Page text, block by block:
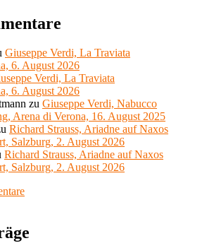
Giuseppe Verdi, La Traviata
6. August 2026
Verdi, La Traviata
6. August 2026
zu Giuseppe Verdi, Nabucco
Arena di Verona, 16. August 2025
Richard Strauss, Ariadne auf Naxos
Salzburg, 2. August 2026
Richard Strauss, Ariadne auf Naxos
Salzburg, 2. August 2026